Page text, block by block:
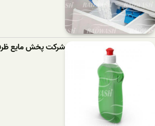
شرکت پخش مایع